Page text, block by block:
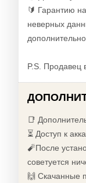
🔰 Гарантию
неверных
P.S. Продавец
📑
⏳ Доступ к
🧨После
советуется
🙌 Скачанные